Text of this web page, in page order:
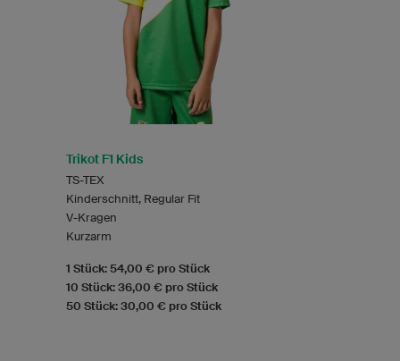
Trikot F1 Kids
TS-TEX
Kinderschnitt, Regular Fit
V-Kragen
Kurzarm
1 Stück: 54,00 € pro Stück
10 Stück: 36,00 € pro Stück
50 Stück: 30,00 € pro Stück